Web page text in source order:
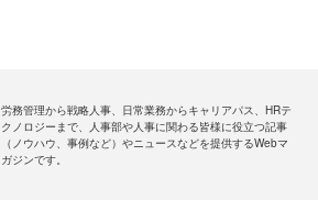
労務管理から戦略人事、日常業務からキャリアパス、HRテ
クノロジーまで、人事部や人事に関わる皆様に役立つ記事
（ノウハウ、事例など）やニュースなどを提供するWebマ
ガジンです。